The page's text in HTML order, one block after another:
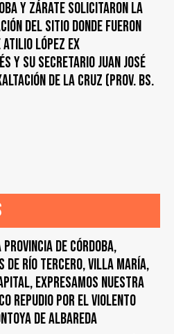
Y ZÁRATE SOLICITARON LA
DEL SITIO DONDE FUERON
LÓPEZ EX
Y SU SECRETARIO JUAN JOSÉ
DE LA CRUZ (PROV. BS.
Provincia de Córdoba,
Río Tercero, Villa María,
expresamos nuestra
repudio por el violento
de Albareda